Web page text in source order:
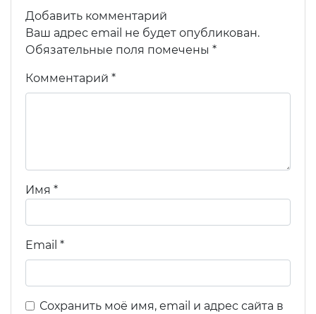
Добавить комментарий
Ваш адрес email не будет опубликован.
Обязательные поля помечены *
Комментарий *
Имя *
Email *
Сохранить моё имя, email и адрес сайта в